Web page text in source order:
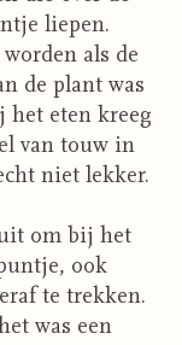
liepen.
als de
de plant was
het eten kreeg
van touw in
niet lekker.
om bij het
ook
te trekken.
was een